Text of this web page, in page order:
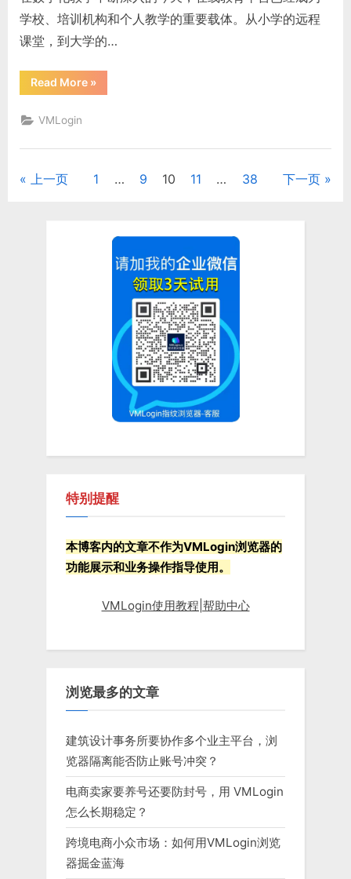
器
能
不
能
更
稳
学校、培训机构和个人教学的重要载体。从小学的远程
课堂，到大学的…
Read More“在
线
老
生
»
VMLogin
文上一页 1 … 9 10 11 … 38 下一页
特别提醒
本博客内的文章不作为VMLogin浏览器的
功能展示和业务操作指导使用。
VMLogin使用教程|帮助中心
浏览最多的文章
建筑设计事务所要协作多个业主平台，浏
览器隔离能否防止账号冲突？
电商卖家要养号还要防封号，用 VMLogin
怎么长期稳定？
跨境电商小众市场：如何用VMLogin浏览
器掘金蓝海